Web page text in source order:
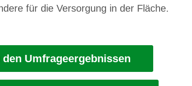
für die Versorgung in der Fläche.
den Umfrageergebnissen